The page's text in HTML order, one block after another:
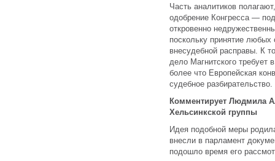
Часть аналитиков
одобрение Конгресса —
откровенно
поскольку принятие любых
внесудебной расправы. К
дело Магнитского
более что Европейская
судебное разбирательство.
Комментирует Людмила
Хельсинкской группы
Идея подобной меры
внесли в парламент
подошло время его